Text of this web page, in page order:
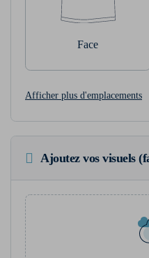
Face
Afficher plus d'emplacements
Ajoutez vos visuels